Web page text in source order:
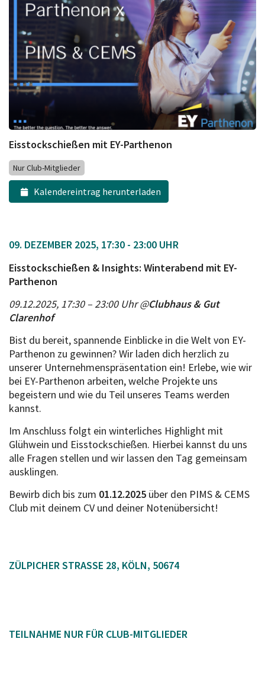
Eisstockschießen mit EY-Parthenon
Nur Club-Mitglieder
Kalendereintrag herunterladen
09. DEZEMBER 2025, 17:30 - 23:00 UHR
Eisstockschießen & Insights: Winterabend mit EY-
Parthenon
09.12.2025, 17:30 – 23:00 Uhr @Clubhaus & Gut
Clarenhof
Bist du bereit, spannende Einblicke in die Welt von EY-
Parthenon zu gewinnen? Wir laden dich herzlich zu
unserer Unternehmenspräsentation ein! Erlebe, wie wir
bei EY-Parthenon arbeiten, welche Projekte uns
begeistern und wie du Teil unseres Teams werden
kannst.
Im Anschluss folgt ein winterliches Highlight mit
Glühwein und Eisstockschießen. Hierbei kannst du uns
alle Fragen stellen und wir lassen den Tag gemeinsam
ausklingen.
Bewirb dich bis zum 01.12.2025 über den PIMS & CEMS
Club mit deinem CV und deiner Notenübersicht!
ZÜLPICHER STRASSE 28, KÖLN, 50674
TEILNAHME NUR FÜR CLUB-MITGLIEDER